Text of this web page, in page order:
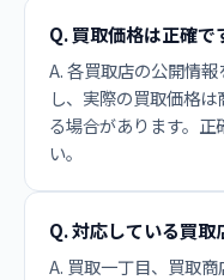
Q. 買取価格は正確で
A. 各買取店の公開情
し、実際の買取価格
る場合があります。
い。
Q. 対応している買取
A. 買取一丁目、買取